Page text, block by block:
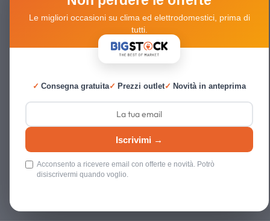
Le migliori occasioni su clima ed elettrodomestici, prima di
tutti.
✓ Consegna gratuita✓ Prezzi outlet✓ Novità in anteprima
Iscrivimi →
Acconsento a ricevere email con offerte e novità. Potrò
disiscrivermi quando voglio.